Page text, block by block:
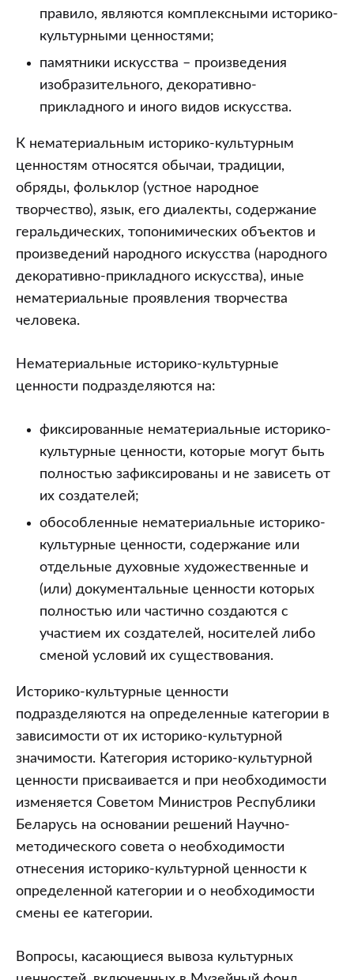
правило, являются комплексными историко-
культурными ценностями;
памятники искусства – произведения
изобразительного, декоративно-
прикладного и иного видов искусства.
К нематериальным историко-культурным
ценностям относятся обычаи, традиции,
обряды, фольклор (устное народное
творчество), язык, его диалекты, содержание
геральдических, топонимических объектов и
произведений народного искусства (народного
декоративно-прикладного искусства), иные
нематериальные проявления творчества
человека.
Нематериальные историко-культурные
ценности подразделяются на:
фиксированные нематериальные историко-
культурные ценности, которые могут быть
полностью зафиксированы и не зависеть от
их создателей;
обособленные нематериальные историко-
культурные ценности, содержание или
отдельные духовные художественные и
(или) документальные ценности которых
полностью или частично создаются с
участием их создателей, носителей либо
сменой условий их существования.
Историко-культурные ценности
подразделяются на определенные категории в
зависимости от их историко-культурной
значимости. Категория историко-культурной
ценности присваивается и при необходимости
изменяется Советом Министров Республики
Беларусь на основании решений Научно-
методического совета о необходимости
отнесения историко-культурной ценности к
определенной категории и о необходимости
смены ее категории.
Вопросы, касающиеся вывоза культурных